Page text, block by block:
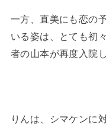
一方、直美にも恋の
いる姿は、とても初
者の山本が再度入院
りんは、シマケンに